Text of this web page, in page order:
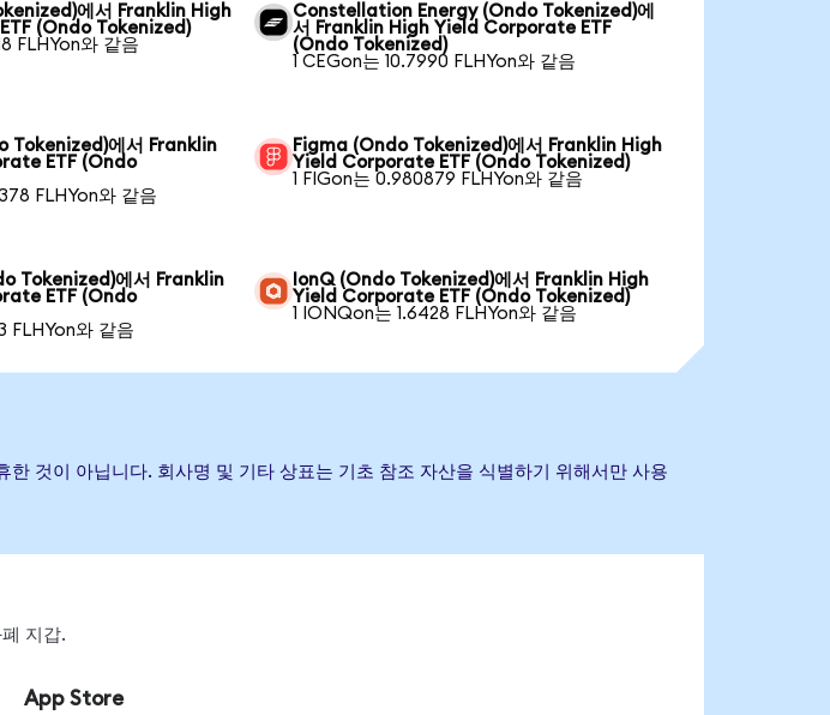
에서 Franklin High
(Ondo Tokenized)
FLHYon와 같음
Constellation Energy (Ondo Tokenized)에
서 Franklin High Yield Corporate ETF
(Ondo Tokenized)
1 CEGon는 10.7990 FLHYon와 같음
Tokenized)에서 Franklin
ETF (Ondo
FLHYon와 같음
Figma (Ondo Tokenized)에서 Franklin High
Yield Corporate ETF (Ondo Tokenized)
1 FIGon는 0.980879 FLHYon와 같음
Tokenized)에서 Franklin
ETF (Ondo
FLHYon와 같음
IonQ (Ondo Tokenized)에서 Franklin High
Yield Corporate ETF (Ondo Tokenized)
1 IONQon는 1.6428 FLHYon와 같음
것이 아닙니다. 회사명 및 기타 상표는 기초 참조 자산을 식별하기 위해서만 사용
지갑.
App Store